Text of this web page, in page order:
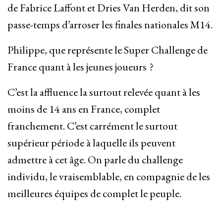
de Fabrice Laffont et Dries Van Herden, dit son
passe-temps d’arroser les finales nationales M14.
Philippe, que représente le Super Challenge de
France quant à les jeunes joueurs ?
C’est la affluence la surtout relevée quant à les
moins de 14 ans en France, complet
franchement. C’est carrément le surtout
supérieur période à laquelle ils peuvent
admettre à cet âge. On parle du challenge
individu, le vraisemblable, en compagnie de les
meilleures équipes de complet le peuple.